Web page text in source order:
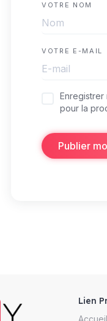
VOTRE NOM
VOTRE E-MAIL
pour la
Publier
Lien
Accueil